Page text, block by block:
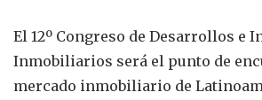
El 12º Congreso de Desarrollos e
Inmobiliarios será el punto de
mercado inmobiliario de